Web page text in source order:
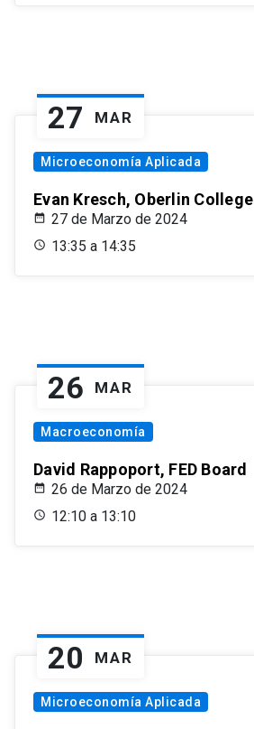
27 MAR
Microeconomía Aplicada
Evan Kresch, Oberlin College
27 de Marzo de 2024
13:35 a 14:35
26 MAR
Macroeconomía
David Rappoport, FED Board
26 de Marzo de 2024
12:10 a 13:10
20 MAR
Microeconomía Aplicada